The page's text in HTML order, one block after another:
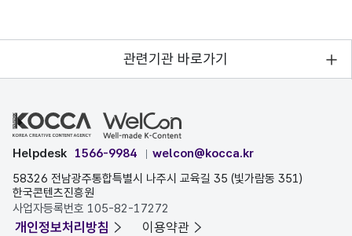
관련기관 바로가기
Helpdesk 1566-9984
welcon@kocca.kr
58326 전남광주통합특별시 나주시 교육길 35 (빛가람동 351)
한국콘텐츠진흥원
사업자등록번호 105-82-17272
개인정보처리방침
이용약관